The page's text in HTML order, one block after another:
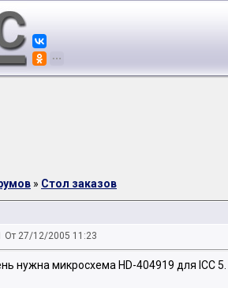
» Стол заказов
От 27/12/2005 11:23
нужна микросхема HD-404919 для ICC 5.